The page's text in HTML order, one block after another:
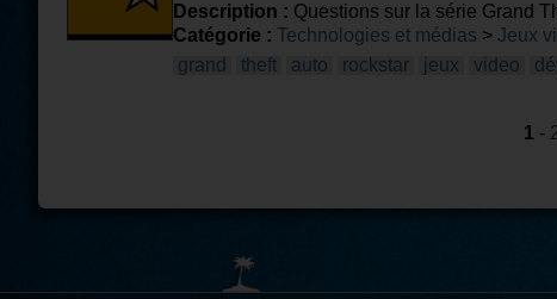
Description : Questions sur la série Grand
Rockstar.
Catégorie : Technologies et médias > Jeux
grand
theft auto rockstar jeux video
1 -